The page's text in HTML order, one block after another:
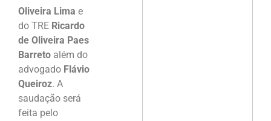
Oliveira Lima e
do TRE Ricardo
de Oliveira Paes
Barreto além do
advogado Flávio
Queiroz. A
saudação será
feita pelo